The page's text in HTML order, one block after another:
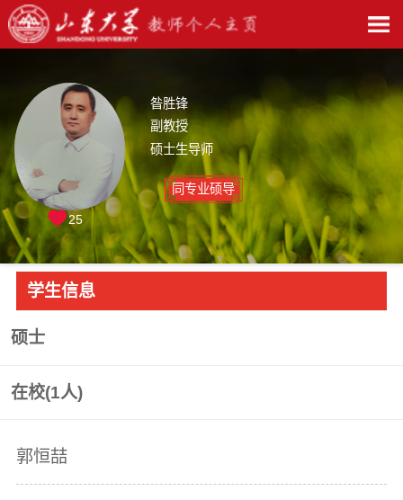
昝胜锋
副教授
硕士生导师
同专业硕导
25
学生信息
硕士
在校(1人)
郭恒喆